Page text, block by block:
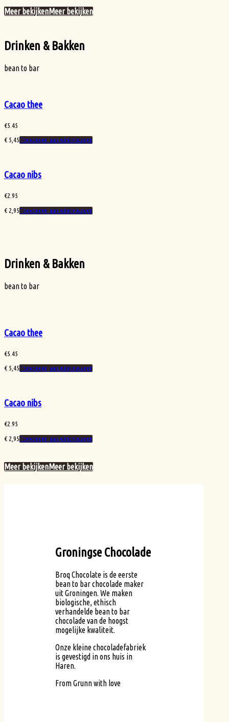
Meer bekijkenMeer bekijken
Drinken & Bakken
bean to bar
Cacao thee
€5.45
€ 5,45Toevoegen aan winkelwagen
Cacao nibs
€2.95
€ 2,95Toevoegen aan winkelwagen
Drinken & Bakken
bean to bar
Cacao thee
€5.45
€ 5,45Toevoegen aan winkelwagen
Cacao nibs
€2.95
€ 2,95Toevoegen aan winkelwagen
Meer bekijkenMeer bekijken
Groningse Chocolade
Broq Chocolate is de eerste
bean to bar chocolade maker
uit Groningen. We maken
biologische, ethisch
verhandelde bean to bar
chocolade van de hoogst
mogelijke kwaliteit.
Onze kleine chocoladefabriek
is gevestigd in ons huis in
Haren.
From Grunn with love